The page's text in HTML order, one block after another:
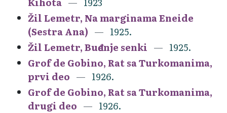
Žil Lemetr, Na marginama Eneide
(Sestra Ana)
1925.
Žil Lemetr, Buđenje senki
1925.
Grof de Gobino, Rat sa Turkomanima,
prvi deo
1926.
Grof de Gobino, Rat sa Turkomanima,
drugi deo
1926.